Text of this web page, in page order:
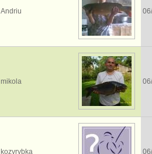
Andriu
mikola
kozyrybka